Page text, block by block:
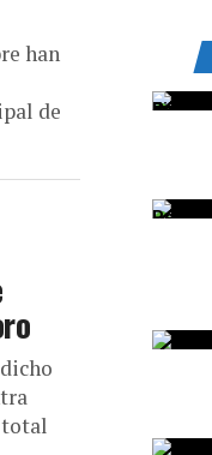
han
de
total